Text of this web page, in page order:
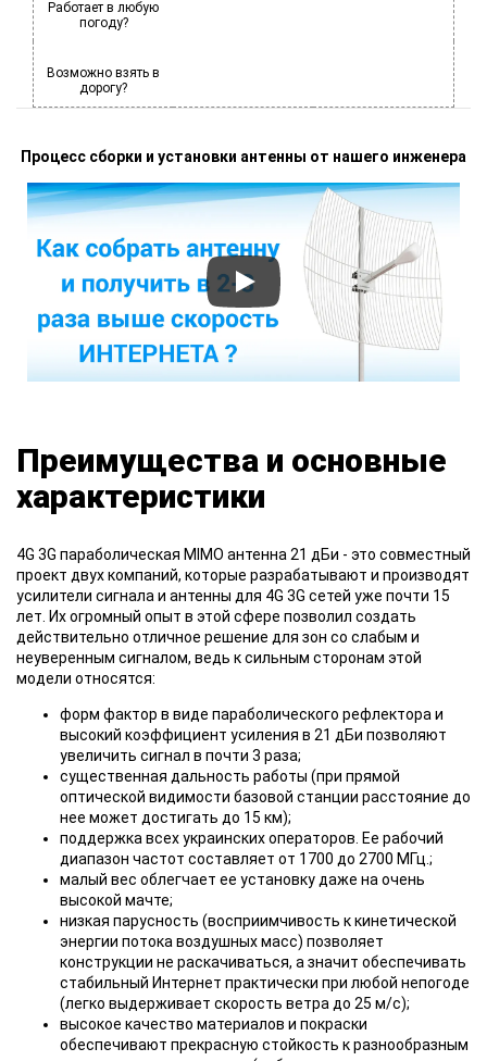
Работает в любую
погоду?
Возможно взять в
дорогу?
Процесс сборки и установки антенны от нашего инженера
Преимущества и основные
характеристики
4G 3G параболическая MIMO антенна 21 дБи - это совместный
проект двух компаний, которые разрабатывают и производят
усилители сигнала и антенны для 4G 3G сетей уже почти 15
лет. Их огромный опыт в этой сфере позволил создать
действительно отличное решение для зон со слабым и
неуверенным сигналом, ведь к сильным сторонам этой
модели относятся:
форм фактор в виде параболического рефлектора и
высокий коэффициент усиления в 21 дБи позволяют
увеличить сигнал в почти 3 раза;
существенная дальность работы (при прямой
оптической видимости базовой станции расстояние до
нее может достигать до 15 км);
поддержка всех украинских операторов. Ее рабочий
диапазон частот составляет от 1700 до 2700 МГц.;
малый вес облегчает ее установку даже на очень
высокой мачте;
низкая парусность (восприимчивость к кинетической
энергии потока воздушных масс) позволяет
конструкции не раскачиваться, а значит обеспечивать
стабильный Интернет практически при любой непогоде
(легко выдерживает скорость ветра до 25 м/с);
высокое качество материалов и покраски
обеспечивают прекрасную стойкость к разнообразным